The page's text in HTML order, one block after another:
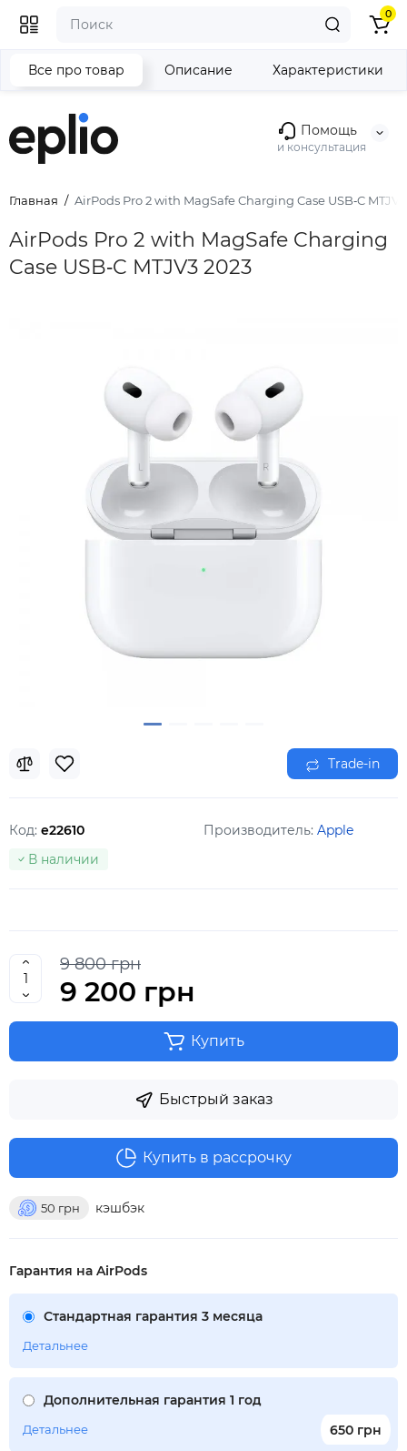
Помощь
и консультация
0
Главная AirPods Pro 2 with MagSafe Charging Case USB‑C
AirPods Pro 2 with MagSafe Charging
Case USB‑C MTJV3 2023
Все про товар Описание Характеристики
Trade-in
Код: e22610 Производитель: Apple
В наличии
9 800 грн
9 200 грн
Купить
Быстрый заказ
50 грн кэшбэк
Купить в рассрочку
Гарантия на AirPods
Стандартная гарантия 3 месяца
Детальнее
Дополнительная гарантия 1 год
650 грн
Детальнее